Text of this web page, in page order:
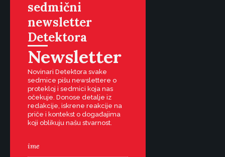
sedmični
newsletter
Detektora
Newsletter
Novinari Detektora svake
sedmice pišu newslettere o
protekloj i sedmici koja nas
očekuje. Donose detalje iz
redakcije, iskrene reakcije na
priče i kontekst o događajima
koji oblikuju našu stvarnost.